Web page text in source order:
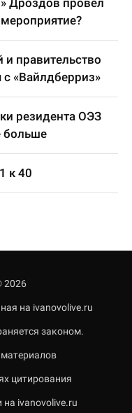
Дроздов провел
и правительство
с «Вайлдберриз»
резидента ОЭЗ
больше
к 40
2026
на ivanovolive.ru
законом.
цитирования
на ivanovolive.ru